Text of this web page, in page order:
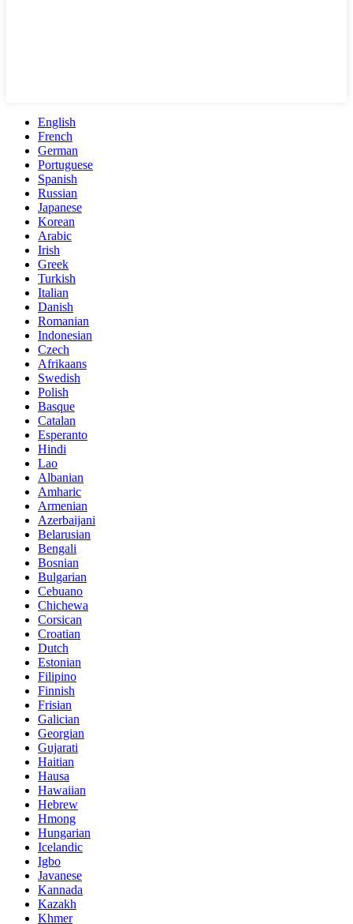
English
French
German
Portuguese
Spanish
Russian
Japanese
Korean
Arabic
Irish
Greek
Turkish
Italian
Danish
Romanian
Indonesian
Czech
Afrikaans
Swedish
Polish
Basque
Catalan
Esperanto
Hindi
Lao
Albanian
Amharic
Armenian
Azerbaijani
Belarusian
Bengali
Bosnian
Bulgarian
Cebuano
Chichewa
Corsican
Croatian
Dutch
Estonian
Filipino
Finnish
Frisian
Galician
Georgian
Gujarati
Haitian
Hausa
Hawaiian
Hebrew
Hmong
Hungarian
Icelandic
Igbo
Javanese
Kannada
Kazakh
Khmer